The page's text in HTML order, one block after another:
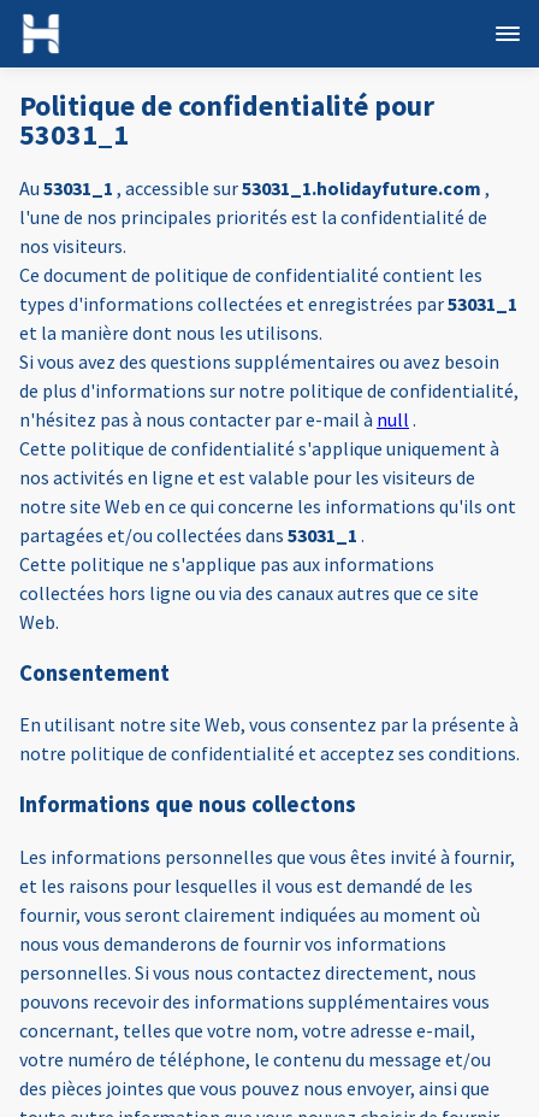
Politique de confidentialité pour
53031_1
Au 53031_1 , accessible sur53031_1.holidayfuture.com ,
l'une de nos principales priorités est la confidentialité de
nos visiteurs.
Ce document de politique de confidentialité contient les
types d'informations collectées et enregistrées par53031_1
et la manière dont nous les utilisons.
Si vous avez des questions supplémentaires ou avez besoin
de plus d'informations sur notre politique de confidentialité,
n'hésitez pas à nous contacter par e-mail à null .
Cette politique de confidentialité s'applique uniquement à
nos activités en ligne et est valable pour les visiteurs de
notre site Web en ce qui concerne les informations qu'ils ont
partagées et/ou collectées dans 53031_1 .
Cette politique ne s'applique pas aux informations
collectées hors ligne ou via des canaux autres que ce site
Web.
Consentement
En utilisant notre site Web, vous consentez par la présente à
notre politique de confidentialité et acceptez ses conditions.
Informations que nous collectons
Les informations personnelles que vous êtes invité à fournir,
et les raisons pour lesquelles il vous est demandé de les
fournir, vous seront clairement indiquées au moment où
nous vous demanderons de fournir vos informations
personnelles. Si vous nous contactez directement, nous
pouvons recevoir des informations supplémentaires vous
concernant, telles que votre nom, votre adresse e-mail,
votre numéro de téléphone, le contenu du message et/ou
des pièces jointes que vous pouvez nous envoyer, ainsi que